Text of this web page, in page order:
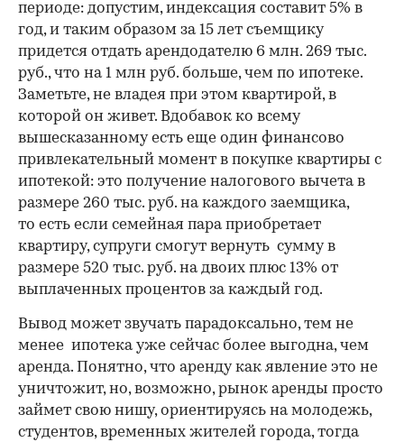
периоде: допустим, индексация составит 5% в
год, и таким образом за 15 лет съемщику
придется отдать арендодателю 6 млн. 269 тыс.
руб., что на 1 млн руб. больше, чем по ипотеке.
Заметьте, не владея при этом квартирой, в
которой он живет. Вдобавок ко всему
вышесказанному есть еще один финансово
привлекательный момент в покупке квартиры с
ипотекой: это получение налогового вычета в
размере 260 тыс. руб. на каждого заемщика,
то есть если семейная пара приобретает
квартиру, супруги смогут вернуть сумму в
размере 520 тыс. руб. на двоих плюс 13% от
выплаченных процентов за каждый год.
Вывод может звучать парадоксально, тем не
менее ипотека уже сейчас более выгодна, чем
аренда. Понятно, что аренду как явление это не
уничтожит, но, возможно, рынок аренды просто
займет свою нишу, ориентируясь на молодежь,
студентов, временных жителей города, тогда